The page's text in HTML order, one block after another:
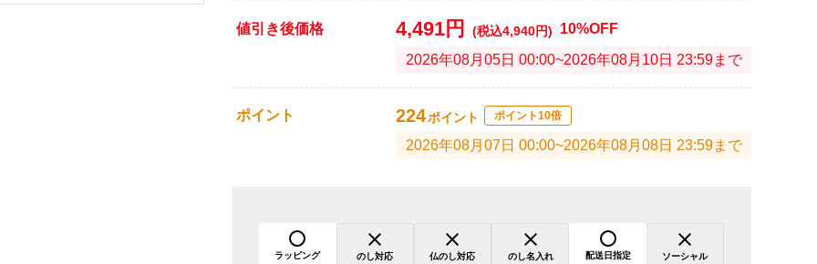
値引き後価格 4,491円 (税込4,940円) 10%OFF
2026年08月05日 00:00~2026年08月10日 23:59まで
ポイント 224ポイント ポイント10倍
2026年08月07日 00:00~2026年08月08日 23:59まで
ラッピング のし対応 仏のし対応 のし名入れ 配送日指定
ソーシャル